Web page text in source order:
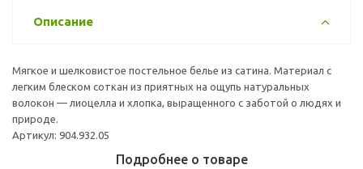
Описание
Мягкое и шелковистое постельное белье из сатина. Материал с
легким блеском соткан из приятных на ощупь натуральных
волокон — лиоцелла и хлопка, выращенного с заботой о людях и
природе.
Артикул: 904.932.05
Подробнее о товаре